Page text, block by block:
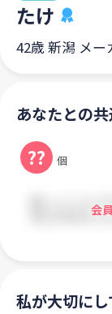
たけ
42歳 新潟 メー
あなたとの
?? 個
会
私が大切に